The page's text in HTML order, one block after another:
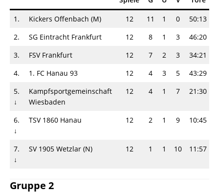
1. Kickers Offenbach (M) 12 11 1 0 50:13
2.
SG Eintracht Frankfurt 12 8 1 3 46:20
3.
FSV Frankfurt 12 7 2 3 34:21
4.
1. FC Hanau 93 12 4 3 5 43:29
5.
↓
Kampfsportgemeinschaft
Wiesbaden
12 4 1 7 21:30
6.
↓
TSV 1860 Hanau 12 2 1 9 10:45
7.
↓
SV 1905 Wetzlar (N) 12 1 1 10 11:57
Gruppe 2